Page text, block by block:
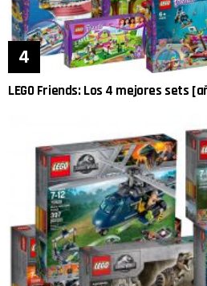
LEGO Friends: Los 4 mejores sets